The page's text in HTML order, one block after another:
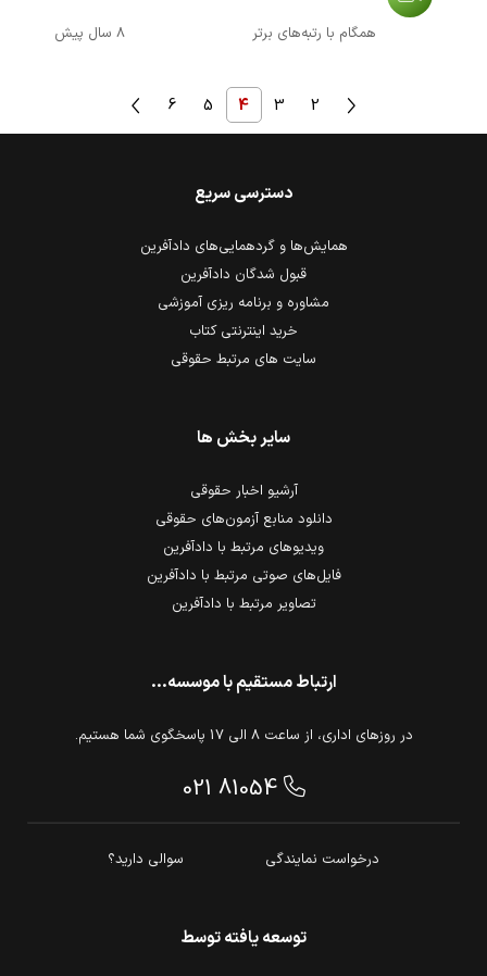
همگام با رتبه‌های برتر 8 سال پیش
2
3
4
5
6
ارتباط مستقیم با موسسه...
در روزهای اداری، از ساعت 8 الی 17 پاسخگوی شما هستیم.
021 81054
درخواست نمایندگی سوالی دارید؟
دسترسی سریع
همایش‌ها و گردهمایی‌های دادآفرین
قبول شدگان دادآفرین
مشاوره و برنامه ریزی آموزشی
خرید اینترنتی کتاب
سایت های مرتبط حقوقی
سایر بخش ها
آرشیو اخبار حقوقی
دانلود منابع آزمون‌های حقوقی
ویدیوهای مرتبط با دادآفرین
فایل‌های صوتی مرتبط با دادآفرین
تصاویر مرتبط با دادآفرین
توسعه یافته توسط